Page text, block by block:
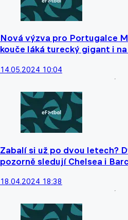
Nová výzva pro Portugalce
kouče láká turecký gigant i
14.05.2024 10:04
Zabalí si už po dvou letech?
pozorně sledují Chelsea i
18.04.2024 18:38